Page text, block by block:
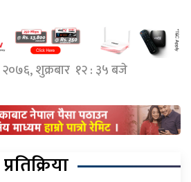
२०७६, शुक्रबार १२ : ३५ बजे
प्रतिक्रिया